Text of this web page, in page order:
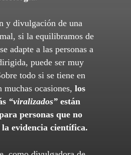
y divulgación de una
si la equilibramos de
adapte a las personas a
puede ser muy
todo si se tiene en
muchas ocasiones, los
“viralizados” están
personas que no
la evidencia científica.